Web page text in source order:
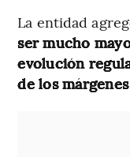
La entidad
ser mucho
evolución
de los